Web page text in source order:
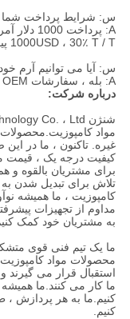
س: شرایط پرداخت
1000USD ، 30٪ T / T پیش پرداخت ، مانده قبل از حمل و نقل.
س: آیا می توانیم آرم
A: بله ، سفارشات OEM به گرمی استقبال می شود.
درباره شرکت:
مواد
غیره. تاکنون ، ما در
کیفیت درجه یک ،
برای مشتریان بالقوه و
تلاش برای تبدیل شدن
کامپوزیت ، ما همیشه
مداوم از تجهیزات
به مشتریان خود کمک
ما یک تیم فنی قوی
محصولات مواد
استقبال قرار می گیرند
ما کار می کنند.ما
کنیم.ما به هر پردازش
کنیم.